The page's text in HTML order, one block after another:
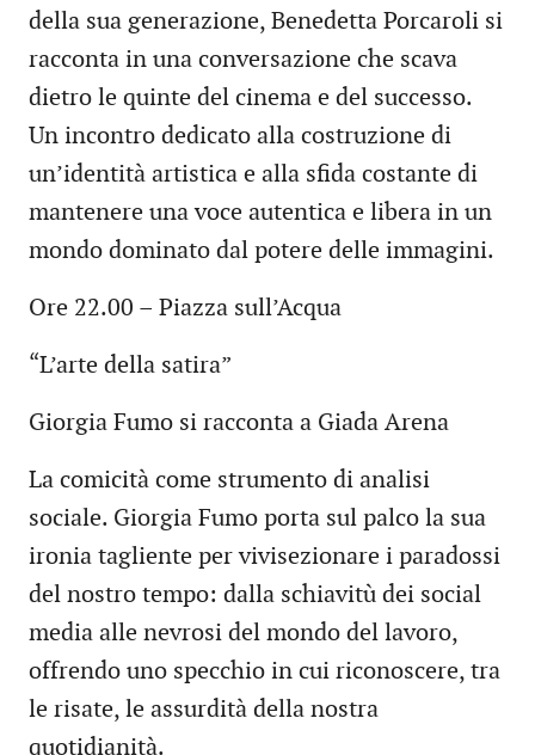
della sua generazione, Benedetta Porcaroli si
racconta in una conversazione che scava
dietro le quinte del cinema e del successo.
Un incontro dedicato alla costruzione di
un’identità artistica e alla sfida costante di
mantenere una voce autentica e libera in un
mondo dominato dal potere delle immagini.
Ore 22.00 – Piazza sull’Acqua
“L’arte della satira”
Giorgia Fumo si racconta a Giada Arena
La comicità come strumento di analisi
sociale. Giorgia Fumo porta sul palco la sua
ironia tagliente per vivisezionare i paradossi
del nostro tempo: dalla schiavitù dei social
media alle nevrosi del mondo del lavoro,
offrendo uno specchio in cui riconoscere, tra
le risate, le assurdità della nostra
quotidianità.